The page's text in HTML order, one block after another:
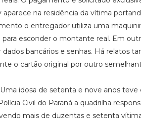
na residência da vítima
o entregador utiliza uma
para esconder o montante real. Em
dados bancários e senhas. Há relatos
o cartão original por outro
idosa de setenta e nove anos
Civil do Paraná a quadrilha
mais de duzentas e setenta